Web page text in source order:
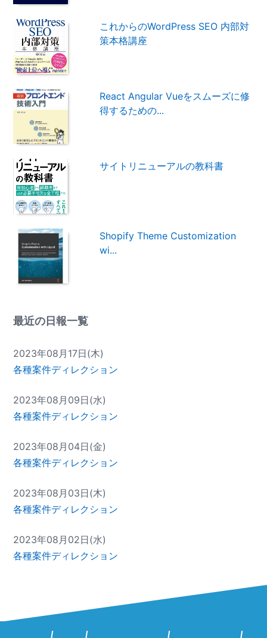
これからのWordPress SEO 内部対
策本格講座
React Angular Vueをスムーズに修
得するための...
サイトリニューアルの教科書
Shopify Theme Customization
wi...
最近の日報一覧
2023年08月17日(木)
各種案件ディレクション
2023年08月09日(水)
各種案件ディレクション
2023年08月04日(金)
各種案件ディレクション
2023年08月03日(木)
各種案件ディレクション
2023年08月02日(水)
各種案件ディレクション